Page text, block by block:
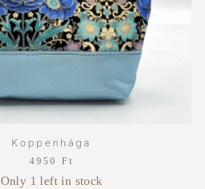
Koppenhága
4950 Ft
Only 1 left in stock